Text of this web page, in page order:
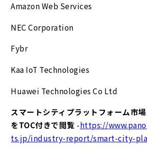
Amazon Web Services
NEC Corporation
Fybr
Kaa IoT Technologies
Huawei Technologies Co Ltd
スマートシティプラットフォーム市
をTOC付きで閲覧 -https://
ts.jp/industry-report/smart-city-